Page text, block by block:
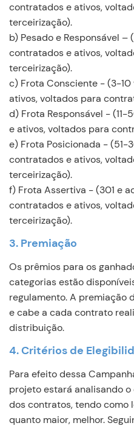
contratados e ativos,
terceirização).
b) Pesado e Responsável –
contratados e ativos,
terceirização).
c) Frota Consciente - (3-
ativos, voltados para
d) Frota Responsável -
e ativos, voltados para
e) Frota Posicionada - (51-
contratados e ativos,
terceirização).
f) Frota Assertiva - (301 e
contratados e ativos,
terceirização).
3. Premiação
Os prêmios para os
categorias estão
regulamento. A premiação
e cabe a cada contrato
distribuição.
4. Critérios de
Para efeito dessa
projeto estará analisando
dos contratos, tendo como
quanto maior, melhor.